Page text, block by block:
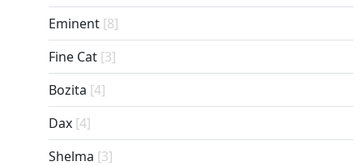
Eminent [8]
Fine Cat [3]
Bozita [4]
Dax [4]
Shelma [3]